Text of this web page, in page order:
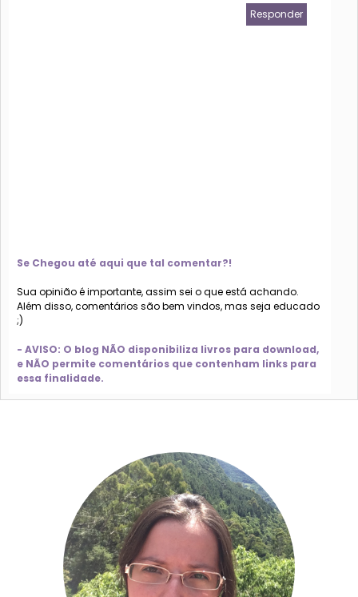
Responder
Se Chegou até aqui que tal comentar?!
Sua opinião é importante, assim sei o que está achando.
Além disso, comentários são bem vindos, mas seja educado
;)
- AVISO: O blog NÃO disponibiliza livros para download,
e NÃO permite comentários que contenham links para
essa finalidade.